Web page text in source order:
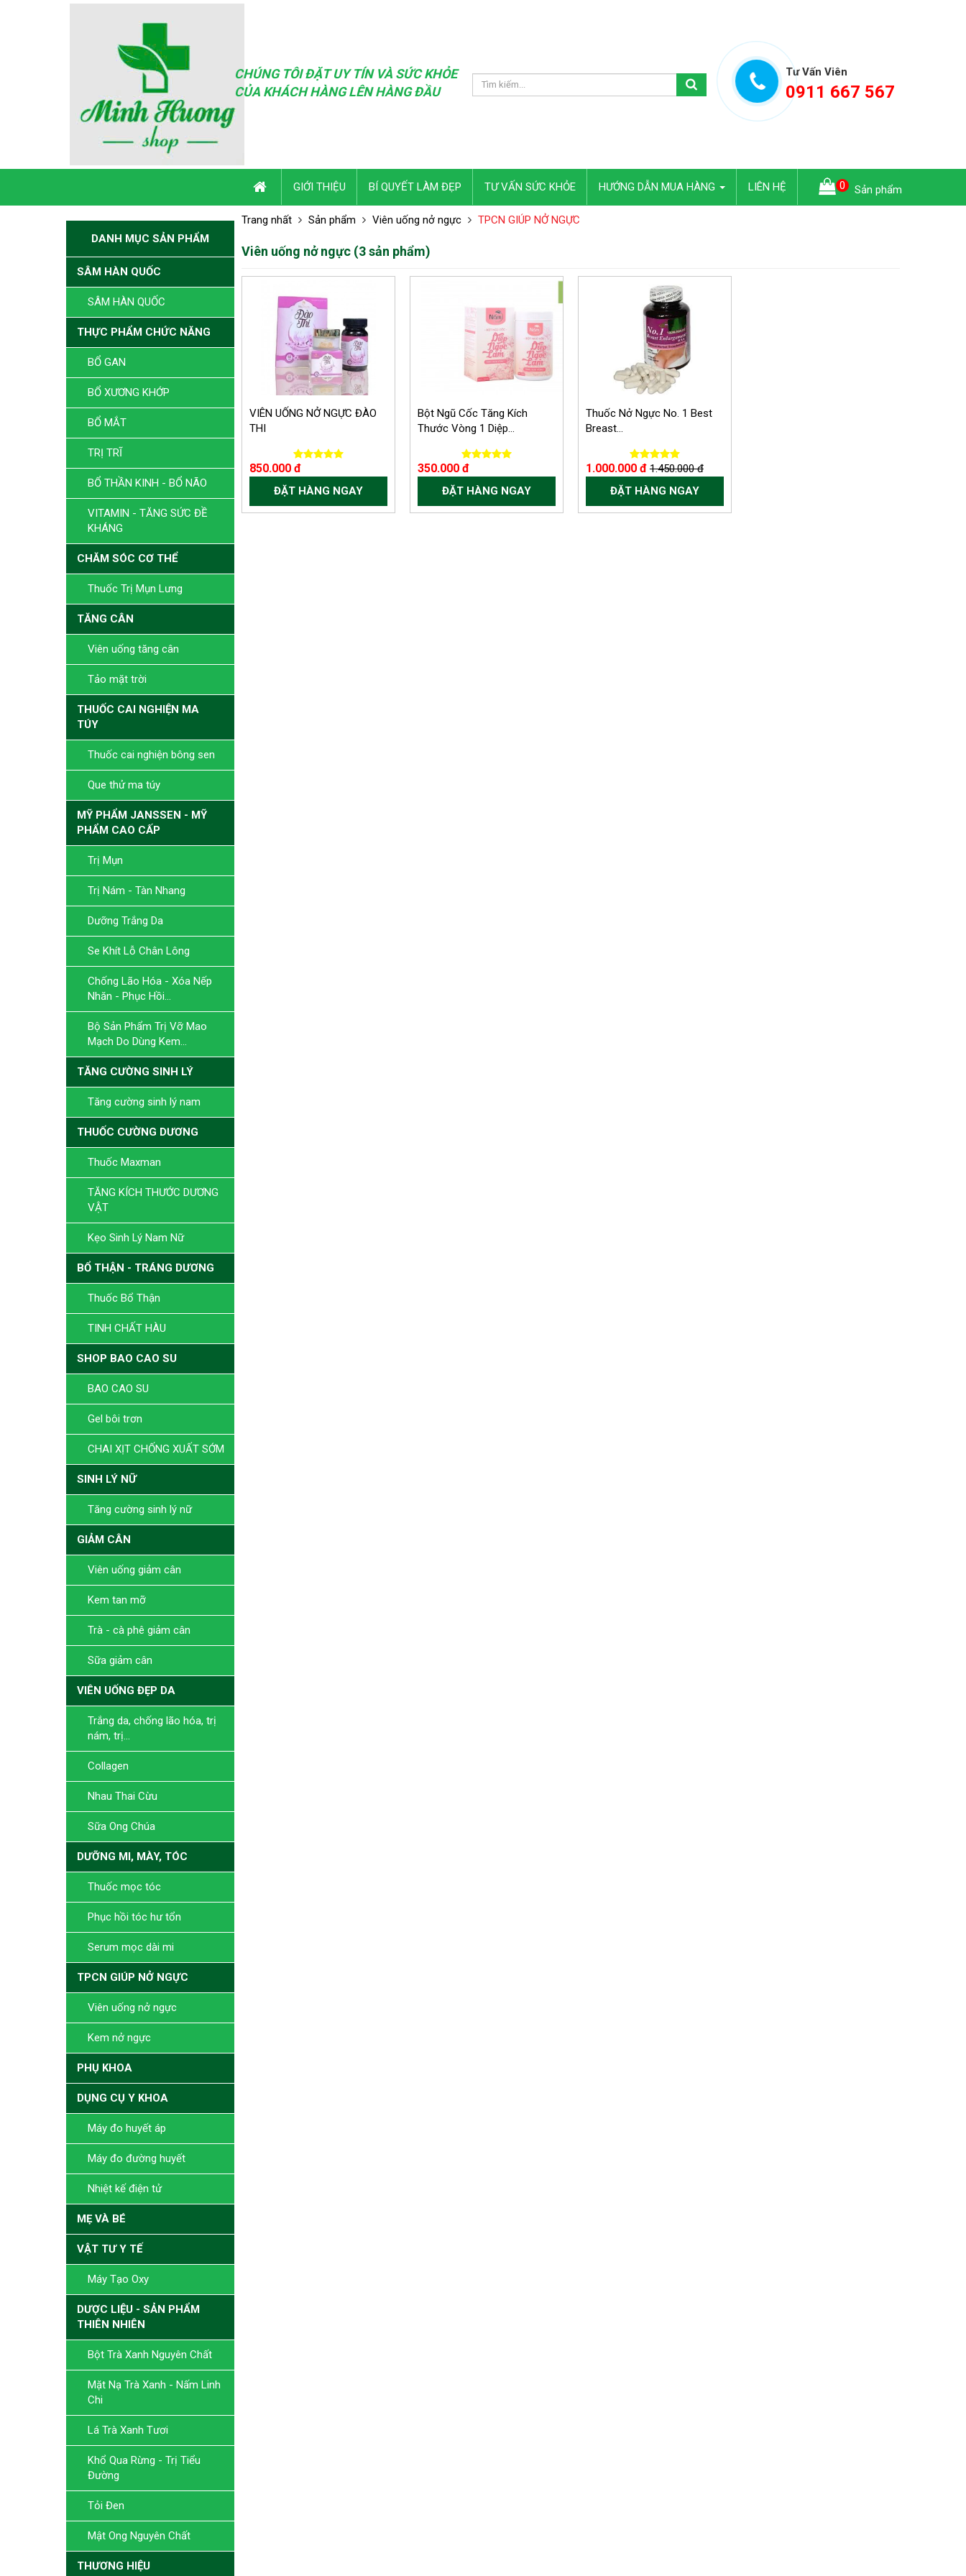
CHÚNG TÔI ĐẶT UY TÍN VÀ SỨC KHỎE
CỦA KHÁCH HÀNG LÊN HÀNG ĐẦU
Tư Vấn Viên
0911 667 567
GIỚI THIỆU BÍ QUYẾT LÀM ĐẸP TƯ VẤN SỨC KHỎE HƯỚNG DẪN MUA HÀNG LIÊN HỆ Sản phẩm
0
Trang nhất Sản phẩm Viên uống nở ngực TPCN GIÚP NỞ NGỰC
Viên uống nở ngực (3 sản phẩm)
VIÊN UỐNG NỞ NGỰC ĐÀO
THI
850.000 đ
ĐẶT HÀNG NGAY
Bột Ngũ Cốc Tăng Kích
Thước Vòng 1 Diệp...
350.000 đ
ĐẶT HÀNG NGAY
-450.000 VND
Thuốc Nở Ngực No. 1 Best
Breast...
1.000.000 đ 1.450.000 đ
ĐẶT HÀNG NGAY
DANH MỤC SẢN PHẨM
SÂM HÀN QUỐC
SÂM HÀN QUỐC
THỰC PHẨM CHỨC NĂNG
BỔ GAN
BỔ XƯƠNG KHỚP
BỔ MẮT
TRỊ TRĨ
BỔ THẦN KINH - BỔ NÃO
VITAMIN - TĂNG SỨC ĐỀ
KHÁNG
CHĂM SÓC CƠ THỂ
Thuốc Trị Mụn Lưng
TĂNG CÂN
Viên uống tăng cân
Tảo mặt trời
THUỐC CAI NGHIỆN MA
TÚY
Thuốc cai nghiện bông sen
Que thử ma túy
MỸ PHẨM JANSSEN - MỸ
PHẨM CAO CẤP
Trị Mụn
Trị Nám - Tàn Nhang
Dưỡng Trắng Da
Se Khít Lỗ Chân Lông
Chống Lão Hóa - Xóa Nếp
Nhăn - Phục Hồi...
Bộ Sản Phẩm Trị Vỡ Mao
Mạch Do Dùng Kem...
TĂNG CƯỜNG SINH LÝ
Tăng cường sinh lý nam
THUỐC CƯỜNG DƯƠNG
Thuốc Maxman
TĂNG KÍCH THƯỚC DƯƠNG
VẬT
Kẹo Sinh Lý Nam Nữ
BỔ THẬN - TRÁNG DƯƠNG
Thuốc Bổ Thận
TINH CHẤT HÀU
SHOP BAO CAO SU
BAO CAO SU
Gel bôi trơn
CHAI XỊT CHỐNG XUẤT SỚM
SINH LÝ NỮ
Tăng cường sinh lý nữ
GIẢM CÂN
Viên uống giảm cân
Kem tan mỡ
Trà - cà phê giảm cân
Sữa giảm cân
VIÊN UỐNG ĐẸP DA
Trắng da, chống lão hóa, trị
nám, trị...
Collagen
Nhau Thai Cừu
Sữa Ong Chúa
DƯỠNG MI, MÀY, TÓC
Thuốc mọc tóc
Phục hồi tóc hư tổn
Serum mọc dài mi
TPCN GIÚP NỞ NGỰC
Viên uống nở ngực
Kem nở ngực
PHỤ KHOA
DỤNG CỤ Y KHOA
Máy đo huyết áp
Máy đo đường huyết
Nhiệt kế điện tử
MẸ VÀ BÉ
VẬT TƯ Y TẾ
Máy Tạo Oxy
DƯỢC LIỆU - SẢN PHẨM
THIÊN NHIÊN
Bột Trà Xanh Nguyên Chất
Mặt Nạ Trà Xanh - Nấm Linh
Chi
Lá Trà Xanh Tươi
Khổ Qua Rừng - Trị Tiểu
Đường
Tỏi Đen
Mật Ong Nguyên Chất
THƯƠNG HIỆU